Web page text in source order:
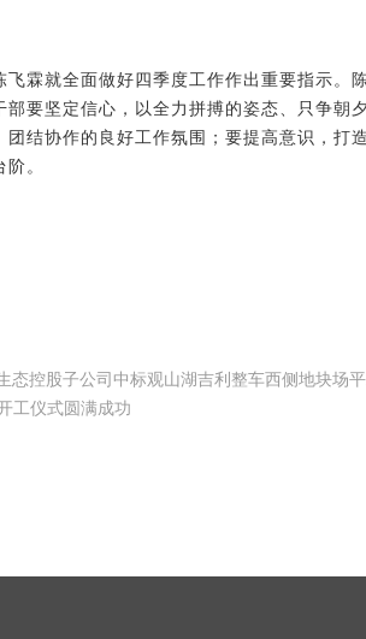
就全面做好四季度工作作出重要指示。
要坚定信心，以全力拼搏的姿态、只争
结协作的良好工作氛围；要提高意识，
。
态控股子公司中标观山湖吉利整车西侧地块场
工仪式圆满成功